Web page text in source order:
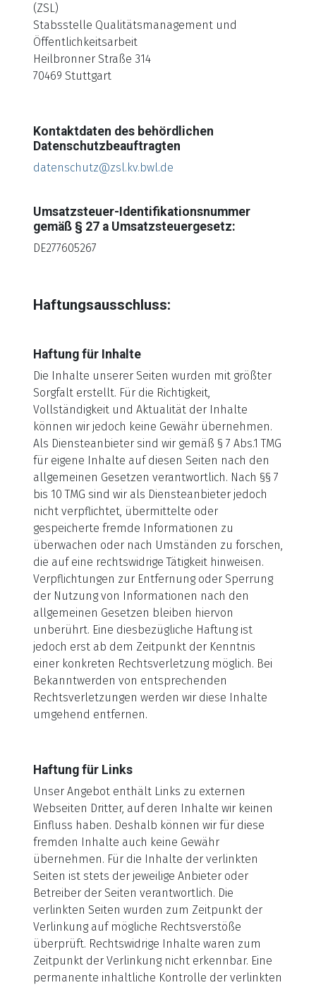
(ZSL)
Stabsstelle Qualitätsmanagement und
Öffentlichkeitsarbeit
Heilbronner Straße 314
70469 Stuttgart
Kontaktdaten des behördlichen
Datenschutzbeauftragten
datenschutz@zsl.kv.bwl.de
Umsatzsteuer-Identifikationsnummer
gemäß § 27 a Umsatzsteuergesetz:
DE277605267
Haftungsausschluss:
Haftung für Inhalte
Die Inhalte unserer Seiten wurden mit größter
Sorgfalt erstellt. Für die Richtigkeit,
Vollständigkeit und Aktualität der Inhalte
können wir jedoch keine Gewähr übernehmen.
Als Diensteanbieter sind wir gemäß § 7 Abs.1 TMG
für eigene Inhalte auf diesen Seiten nach den
allgemeinen Gesetzen verantwortlich. Nach §§ 7
bis 10 TMG sind wir als Diensteanbieter jedoch
nicht verpflichtet, übermittelte oder
gespeicherte fremde Informationen zu
überwachen oder nach Umständen zu forschen,
die auf eine rechtswidrige Tätigkeit hinweisen.
Verpflichtungen zur Entfernung oder Sperrung
der Nutzung von Informationen nach den
allgemeinen Gesetzen bleiben hiervon
unberührt. Eine diesbezügliche Haftung ist
jedoch erst ab dem Zeitpunkt der Kenntnis
einer konkreten Rechtsverletzung möglich. Bei
Bekanntwerden von entsprechenden
Rechtsverletzungen werden wir diese Inhalte
umgehend entfernen.
Haftung für Links
Unser Angebot enthält Links zu externen
Webseiten Dritter, auf deren Inhalte wir keinen
Einfluss haben. Deshalb können wir für diese
fremden Inhalte auch keine Gewähr
übernehmen. Für die Inhalte der verlinkten
Seiten ist stets der jeweilige Anbieter oder
Betreiber der Seiten verantwortlich. Die
verlinkten Seiten wurden zum Zeitpunkt der
Verlinkung auf mögliche Rechtsverstöße
überprüft. Rechtswidrige Inhalte waren zum
Zeitpunkt der Verlinkung nicht erkennbar. Eine
permanente inhaltliche Kontrolle der verlinkten